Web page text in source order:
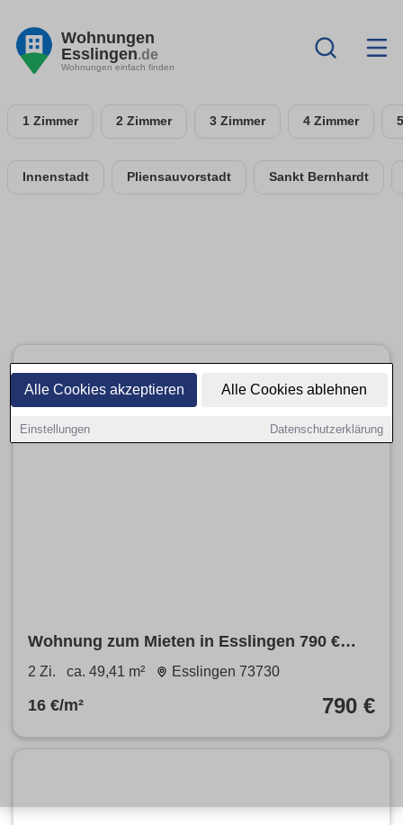
Alle Cookies akzeptieren Alle Cookies ablehnen
Einstellungen Datenschutzerklärung
Wohnungen
Esslingen.de
Wohnungen einfach finden
1 Zimmer 2 Zimmer 3 Zimmer 4 Zimmer
Innenstadt Pliensauvorstadt Sankt Bernhardt
Wohnung zum Mieten in Esslingen 790 €
49.41 m²
2 Zi. ca. 49,41 m² Esslingen 73730
16 €/m² 790 €